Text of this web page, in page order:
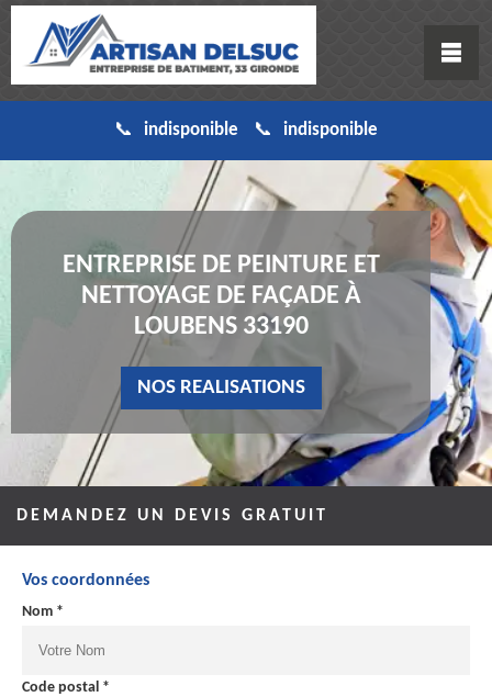
indisponible indisponible
ENTREPRISE DE PEINTURE ET
NETTOYAGE DE FAÇADE À
LOUBENS 33190
NOS REALISATIONS
DEMANDEZ UN DEVIS GRATUIT
Vos coordonnées
Nom *
Code postal *